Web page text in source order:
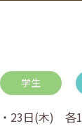
学生
23日(木) 各